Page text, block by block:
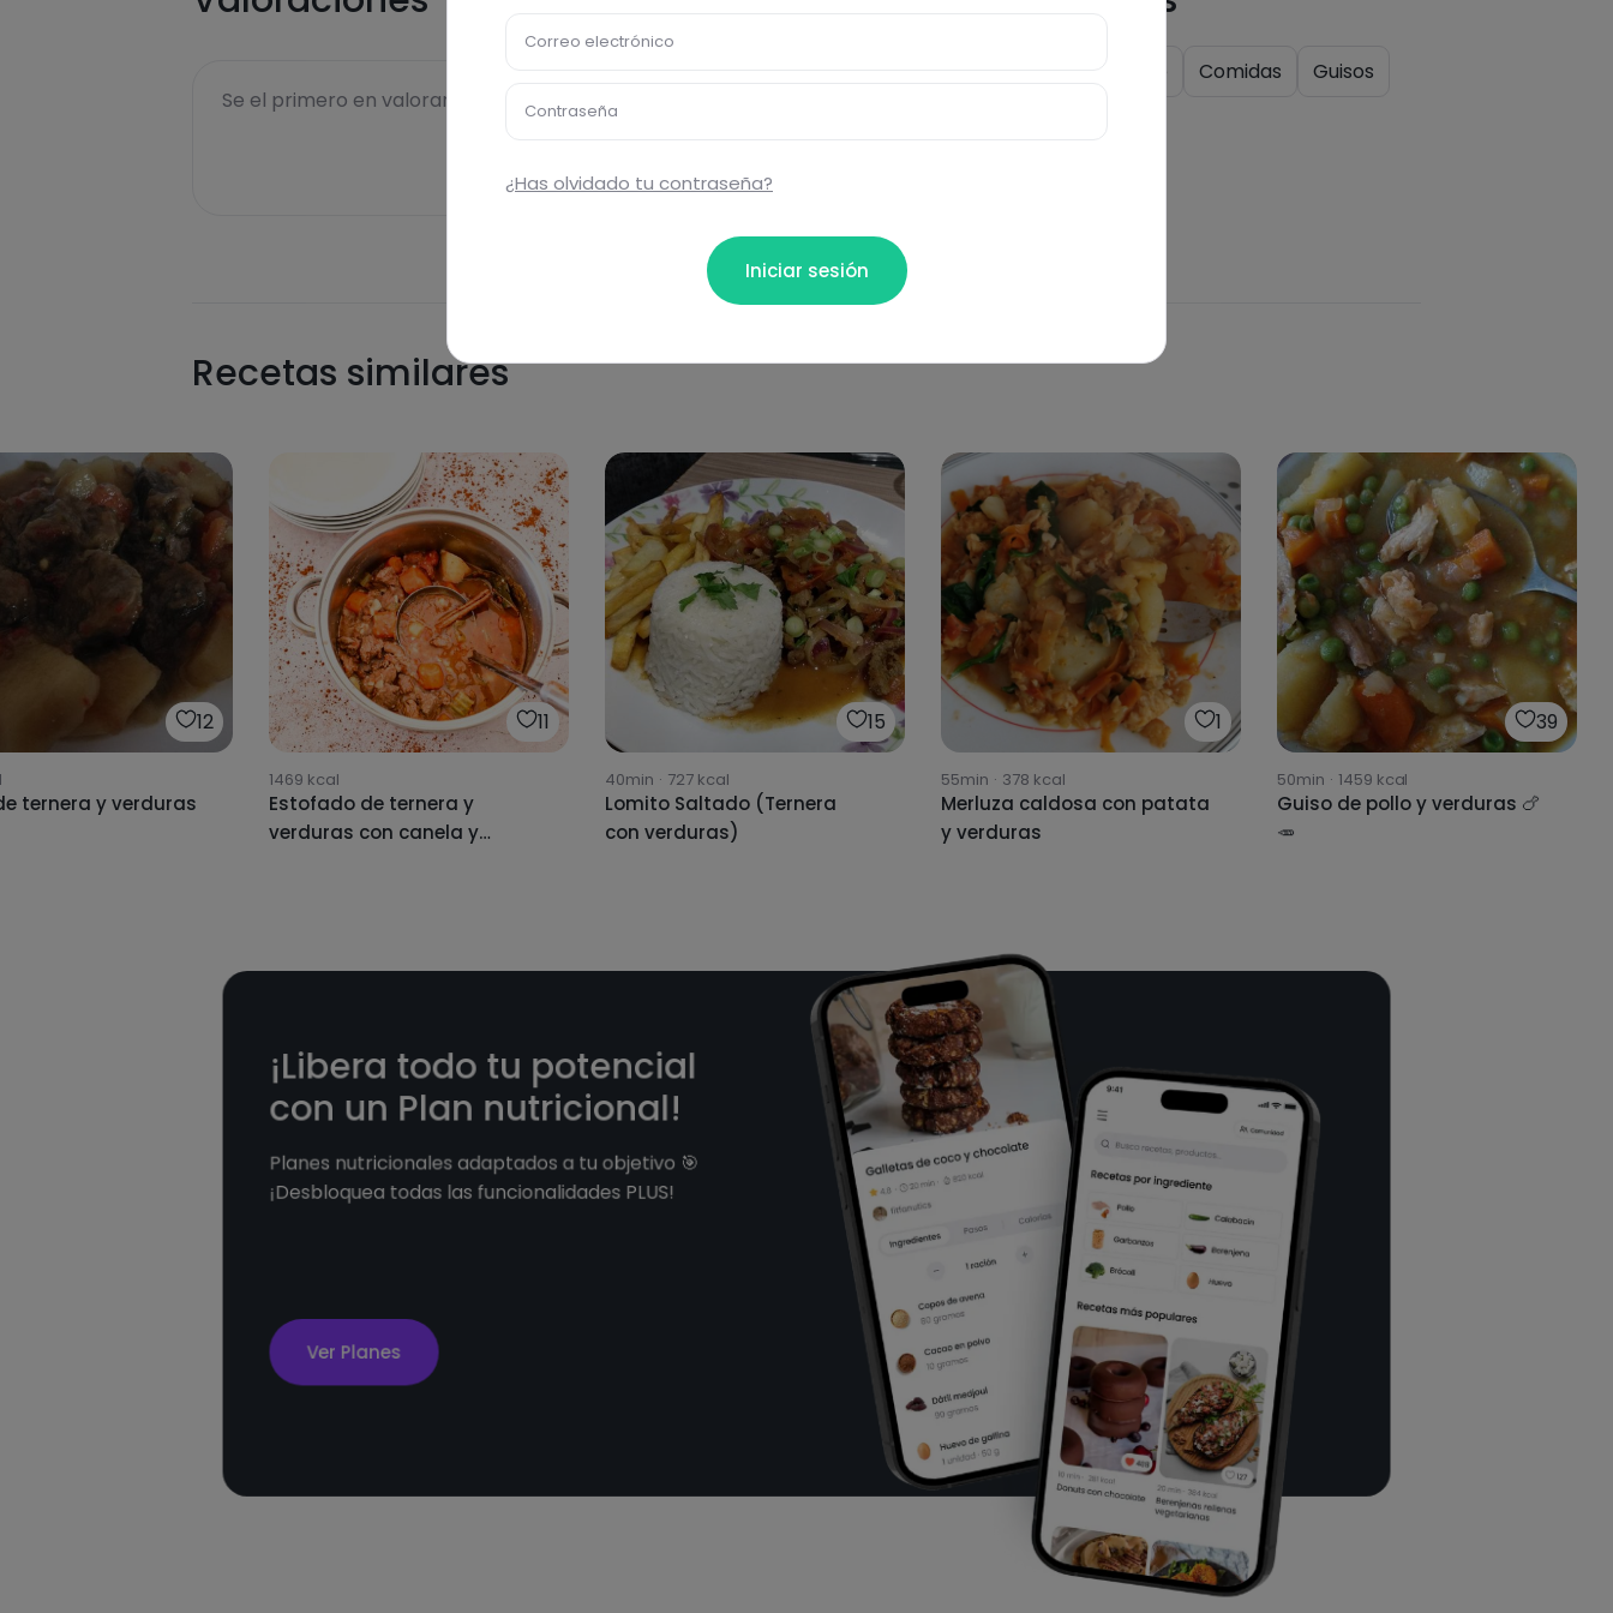
Se el primero en valorar esta receta...
Comidas
Guisos
Recetas similares
12
ternera y verduras
11
1469 kcal
Estofado de ternera y
verduras con canela y
15
40min · 727kcal
Lomito Saltado (Ternera
con verduras)
1
55min · 378 kcal
Merluza caldosa con patata
y verduras
39
50min · 1459 kcal
Guiso de pollo y verduras 🍗
🥕
¡Libera todo tu potencial
con un Plan nutricional!
Planes nutricionales adaptados a tu objetivo 🎯
¡Desbloquea todas las funcionalidades PLUS!
Ver Planes
Correo electrónico
Contraseña
¿Has olvidado tu contraseña?
Iniciar sesión